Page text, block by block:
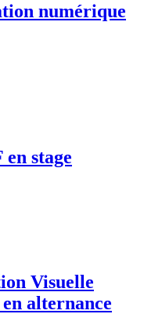
numérique
stage
Visuelle
alternance